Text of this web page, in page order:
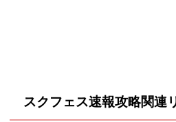
スクフェス速報攻略関連